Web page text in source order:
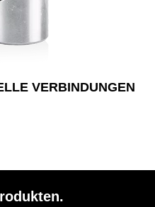
VERBINDUNGEN